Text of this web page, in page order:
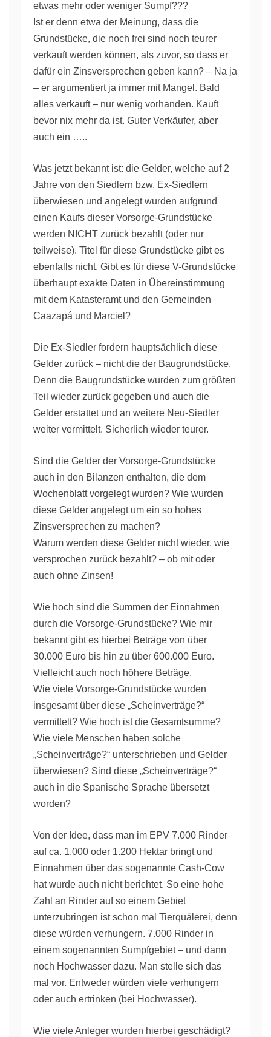
etwas mehr oder weniger Sumpf???
Ist er denn etwa der Meinung, dass die
Grundstücke, die noch frei sind noch teurer
verkauft werden können, als zuvor, so dass er
dafür ein Zinsversprechen geben kann? – Na ja
– er argumentiert ja immer mit Mangel. Bald
alles verkauft – nur wenig vorhanden. Kauft
bevor nix mehr da ist. Guter Verkäufer, aber
auch ein …..
Was jetzt bekannt ist: die Gelder, welche auf 2
Jahre von den Siedlern bzw. Ex-Siedlern
überwiesen und angelegt wurden aufgrund
einen Kaufs dieser Vorsorge-Grundstücke
werden NICHT zurück bezahlt (oder nur
teilweise). Titel für diese Grundstücke gibt es
ebenfalls nicht. Gibt es für diese V-Grundstücke
überhaupt exakte Daten in Übereinstimmung
mit dem Katasteramt und den Gemeinden
Caazapá und Marciel?
Die Ex-Siedler fordern hauptsächlich diese
Gelder zurück – nicht die der Baugrundstücke.
Denn die Baugrundstücke wurden zum größten
Teil wieder zurück gegeben und auch die
Gelder erstattet und an weitere Neu-Siedler
weiter vermittelt. Sicherlich wieder teurer.
Sind die Gelder der Vorsorge-Grundstücke
auch in den Bilanzen enthalten, die dem
Wochenblatt vorgelegt wurden? Wie wurden
diese Gelder angelegt um ein so hohes
Zinsversprechen zu machen?
Warum werden diese Gelder nicht wieder, wie
versprochen zurück bezahlt? – ob mit oder
auch ohne Zinsen!
Wie hoch sind die Summen der Einnahmen
durch die Vorsorge-Grundstücke? Wie mir
bekannt gibt es hierbei Beträge von über
30.000 Euro bis hin zu über 600.000 Euro.
Vielleicht auch noch höhere Beträge.
Wie viele Vorsorge-Grundstücke wurden
insgesamt über diese „Scheinverträge?“
vermittelt? Wie hoch ist die Gesamtsumme?
Wie viele Menschen haben solche
„Scheinverträge?“ unterschrieben und Gelder
überwiesen? Sind diese „Scheinverträge?“
auch in die Spanische Sprache übersetzt
worden?
Von der Idee, dass man im EPV 7.000 Rinder
auf ca. 1.000 oder 1.200 Hektar bringt und
Einnahmen über das sogenannte Cash-Cow
hat wurde auch nicht berichtet. So eine hohe
Zahl an Rinder auf so einem Gebiet
unterzubringen ist schon mal Tierquälerei, denn
diese würden verhungern. 7.000 Rinder in
einem sogenannten Sumpfgebiet – und dann
noch Hochwasser dazu. Man stelle sich das
mal vor. Entweder würden viele verhungern
oder auch ertrinken (bei Hochwasser).
Wie viele Anleger wurden hierbei geschädigt?